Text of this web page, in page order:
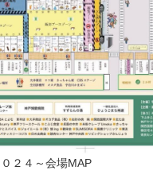
２４～会場MAP